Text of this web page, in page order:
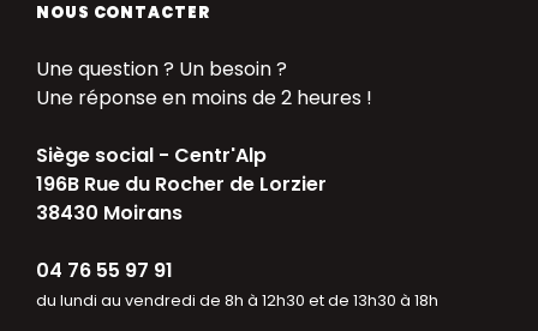
NOUS CONTACTER
Une question ? Un besoin ?
Une réponse en moins de 2 heures !
Siège social - Centr'Alp
196B Rue du Rocher de Lorzier
38430 Moirans
04 76 55 97 91
du lundi au vendredi de 8h à 12h30 et de 13h30 à 18h